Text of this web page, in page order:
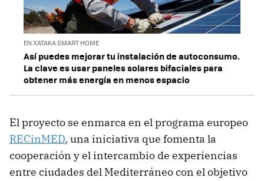
EN XATAKA SMART HOME
Así puedes mejorar tu instalación de autoconsumo.
La clave es usar paneles solares bifaciales para
obtener más energía en menos espacio
El proyecto se enmarca en el programa europeo
RECinMED, una iniciativa que fomenta la
cooperación y el intercambio de experiencias
entre ciudades del Mediterráneo con el objetivo